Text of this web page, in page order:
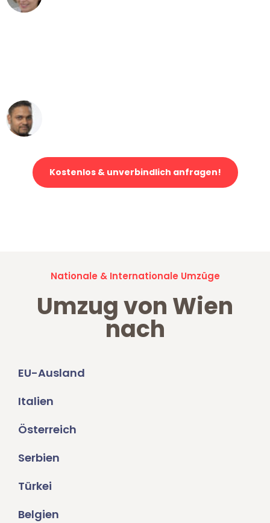
Kostenlos & unverbindlich anfragen!
Nationale & Internationale Umzüge
Umzug von Wien
nach
EU-Ausland
Italien
Österreich
Serbien
Türkei
Belgien